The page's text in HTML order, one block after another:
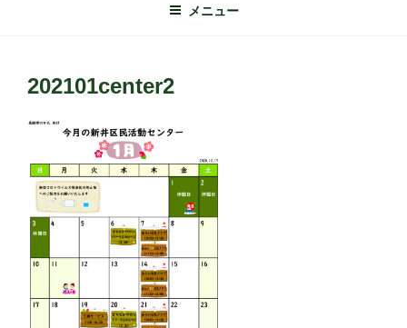
メニュー
202101center2